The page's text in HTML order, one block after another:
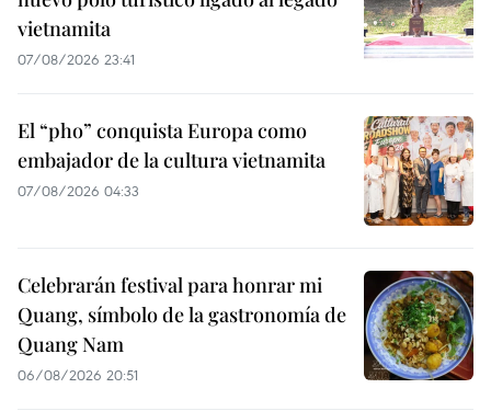
vietnamita
07/08/2026 23:41
El “pho” conquista Europa como
embajador de la cultura vietnamita
07/08/2026 04:33
Celebrarán festival para honrar mi
Quang, símbolo de la gastronomía de
Quang Nam
06/08/2026 20:51